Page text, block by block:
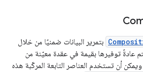
بتمرير البيانات ضمنيًا من خلال
عادةً توفيرها بقيمة في عقدة معيّنة من
أن تستخدم العناصر التابعة المركّبة هذه